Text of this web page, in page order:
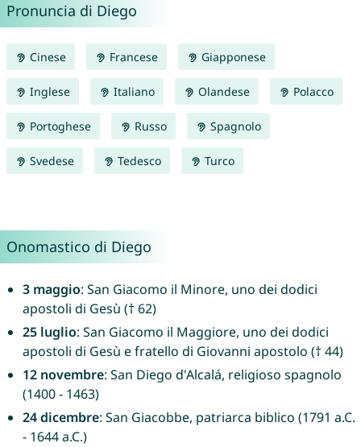
Pronuncia di Diego
Cinese Francese Giapponese
Inglese Italiano Olandese Polacco
Portoghese Russo Spagnolo
Svedese Tedesco Turco
Onomastico di Diego
3 maggio: San Giacomo il Minore, uno dei dodici
apostoli di Gesù († 62)
25 luglio: San Giacomo il Maggiore, uno dei dodici
apostoli di Gesù e fratello di Giovanni apostolo († 44)
12 novembre: San Diego d'Alcalá, religioso spagnolo
(1400 - 1463)
24 dicembre: San Giacobbe, patriarca biblico (1791 a.C.
- 1644 a.C.)